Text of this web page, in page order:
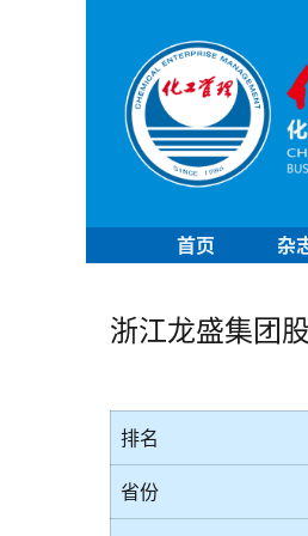
首页 杂
浙江龙盛集团
排名
省份